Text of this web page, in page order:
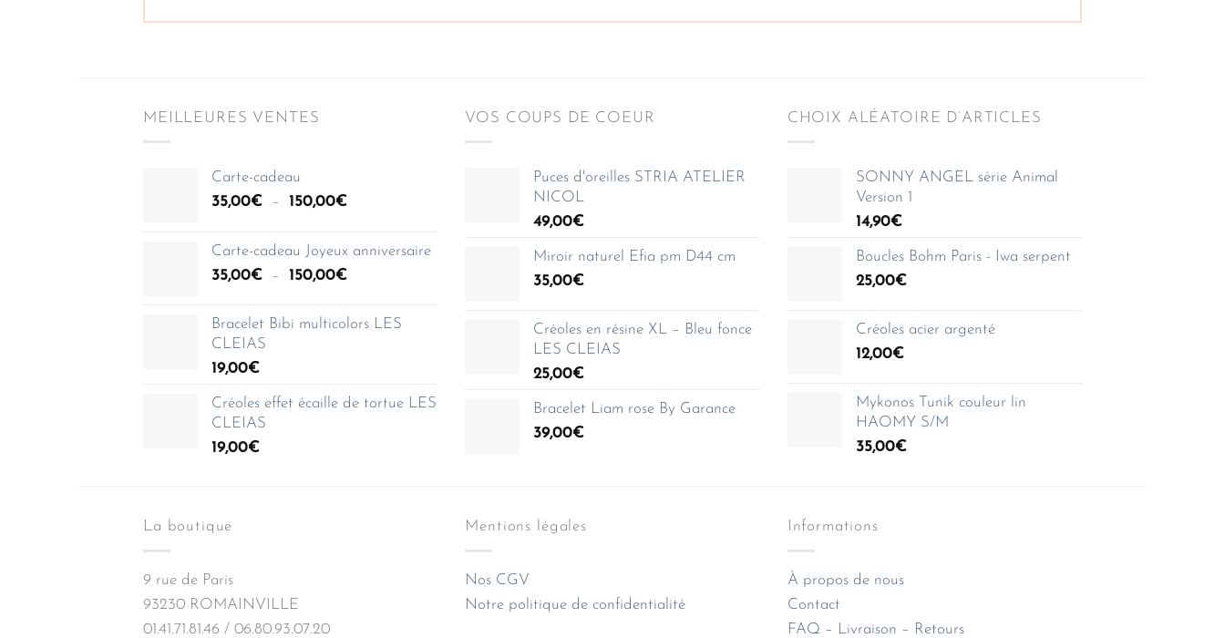
MEILLEURES VENTES
Carte-cadeau
35,00€ – 150,00€Plage
à
Carte-cadeau Joyeux anniversaire
35,00€ – 150,00€Plage
prix :
Bracelet Bibi multicolors LES
CLEIAS
19,00€
Créoles effet écaille de tortue LES
CLEIAS
19,00€
VOS COUPS DE COEUR
Puces d'oreilles STRIA ATELIER
NICOL
49,00€
Miroir naturel Efia pm D44 cm
35,00€
Créoles en résine XL – Bleu fonce
LES CLEIAS
25,00€
Bracelet Liam rose By Garance
39,00€
CHOIX ALÉATOIRE D’ARTICLES
SONNY ANGEL série Animal
Version 1
14,90€
Boucles Bohm Paris - Iwa serpent
25,00€
Créoles acier argenté
12,00€
Mykonos Tunik couleur lin
HAOMY S/M
35,00€
La boutique
9 rue de Paris
93230 ROMAINVILLE
01.41.71.81.46 / 06.80.93.07.20
Mentions légales
Nos CGV
Notre politique de confidentialité
Informations
À propos de nous
Contact
FAQ – Livraison – Retours